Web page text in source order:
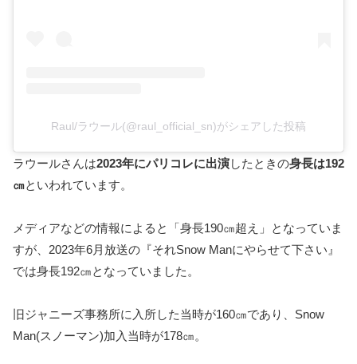
Raul/ラウール(@raul_official_sn)がシェアした投稿
ラウールさんは2023年にパリコレに出演したときの身長は192
㎝といわれています。
メディアなどの情報によると「身長190㎝超え」となっていま
すが、2023年6月放送の『それSnow Manにやらせて下さい』
では身長192㎝となっていました。
旧ジャニーズ事務所に入所した当時が160㎝であり、Snow
Man(スノーマン)加入当時が178㎝。